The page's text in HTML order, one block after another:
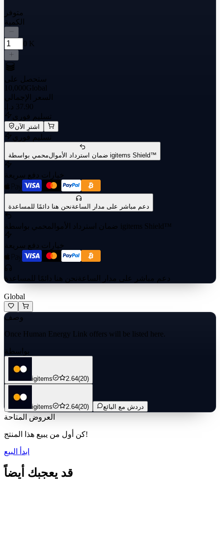
متوفر
الكمية
0 K
ستحصل على
10,000Global
السعر الإجمالي
تسليم فوري
اشترِ الآن
تسليم فوري
ضمان استرداد الأموال محمي بواسطة igitems Shield™
خيارات دفع سريعة
دعم مباشر على مدار الساعةنحن هنا دائمًا للمساعدة
ضمان استرداد الأموال محمي بواسطة igitems Shield™
خيارات دفع سريعة
دعم مباشر على مدار الساعةنحن هنا دائمًا للمساعدة
Global
وصف
Once Human Energy Link offers will be listed here.
بواسطة
igitems 2.64(20)
igitems 2.64(20) دردش مع البائع
العروض المتاحة
كن أول من يبيع هذا المنتج!
ابدأ البيع
قد يعجبك أيضاً